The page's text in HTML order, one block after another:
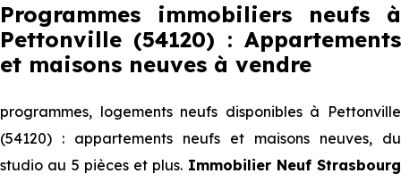
Programmes immobiliers neufs à
Pettonville (54120) : Appartements
et maisons neuves à vendre
programmes, logements neufs disponibles à Pettonville
(54120) : appartements neufs et maisons neuves, du
studio au 5 pièces et plus. Immobilier Neuf Strasbourg